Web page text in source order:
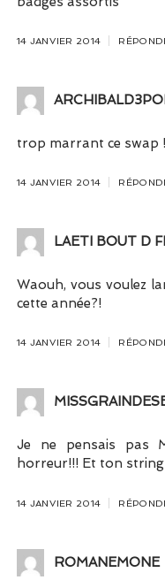
14 JANVIER 2014
trop marrant ce swap !
14 JANVIER 2014
LAETI BOUT D
Waouh, vous voulez
cette année?!
14 JANVIER 2014
Je ne pensais pas
horreur!!! Et ton
14 JANVIER 2014
ROMANEMONE